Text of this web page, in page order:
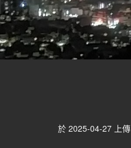
於 2025-04-27 上傳